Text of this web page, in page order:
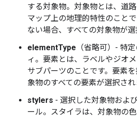
する対象物。対象物とは、道路
マップ上の地理的特性のこと
ない場合、すべての対象物が選
elementType （省略可）- 特
ィ。要素とは、ラベルやジオ
サブパーツのことです。要素
象物のすべての要素が選択され
stylers - 選択した対象物およ
ール。スタイラは、対象物の